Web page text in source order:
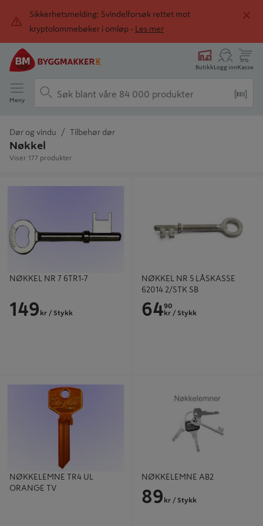
Sikkerhetsmelding: Svindelforsøk rettet mot
kryptolommebøker i omløp -
Les mer
ButikkLogg innKasse
Meny
Dør og vindu Tilbehør dør
Nøkkel
Viser 177 produkter
NØKKEL NR 7 6TR1-7
149 kr / Stykk
NØKKEL NR 5 LÅSKASSE
62014 2/STK SB
6490
kr / Stykk
NØKKELEMNE TR4 UL
ORANGE TV
NØKKELEMNE AB2
89 kr / Stykk